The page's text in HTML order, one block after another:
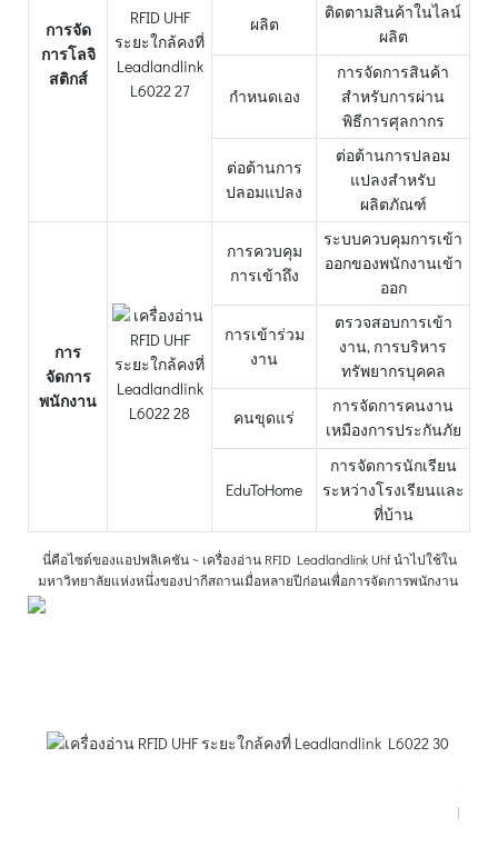
การจัด
การโลจิ
สติกส์
ผลิต
ติดตามสินค้าในไลน์
ผลิต
กำหนดเอง
การจัดการสินค้า
สำหรับการผ่าน
พิธีการศุลกากร
ต่อต้านการ
ปลอมแปลง
ต่อต้านการปลอม
แปลงสำหรับ
ผลิตภัณฑ์
การ
จัดการ
พนักงาน
การควบคุม
การเข้าถึง
ระบบควบคุมการเข้า
ออกของพนักงานเข้า
ออก
การเข้าร่วม
งาน
ตรวจสอบการเข้า
งาน, การบริหาร
ทรัพยากรบุคคล
คนขุดแร่
การจัดการคนงาน
เหมืองการประกันภัย
EduToHome
การจัดการนักเรียน
ระหว่างโรงเรียนและ
ที่บ้าน
นี่คือไซต์ของแอปพลิเคชัน ~ เครื่องอ่าน RFID Leadlandlink Uhf นำไปใช้ใน
มหาวิทยาลัยแห่งหนึ่งของปากีสถานเมื่อหลายปีก่อนเพื่อการจัดการพนักงาน